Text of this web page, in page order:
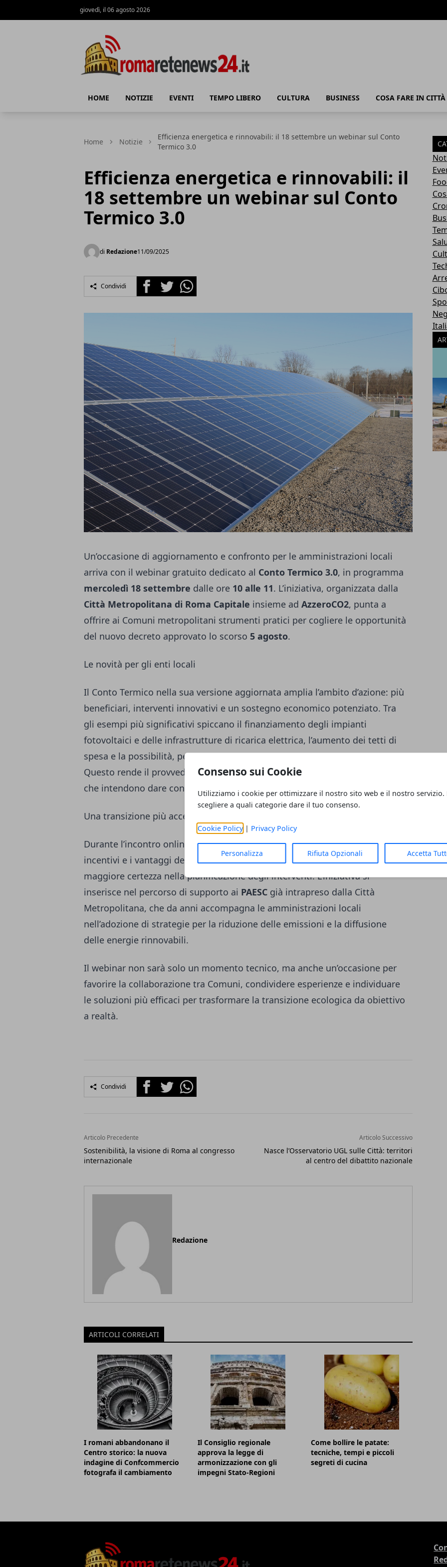
Consenso sui Cookie
Utilizziamo i cookie per ottimizzare il nostro sito web e il nostro servizio.
scegliere a quali categorie dare il tuo consenso.
Cookie Policy| Privacy Policy
Personalizza Rifiuta Opzionali Accetta
giovedì, il 06 agosto 2026
HOME NOTIZIE EVENTI TEMPO LIBERO CULTURA BUSINESS COSA FARE IN CITTÀ
Home Notizie
Efficienza energetica e rinnovabili: il 18 settembre un webinar sul Conto
Termico 3.0
Efficienza energetica e rinnovabili: il
18 settembre un webinar sul Conto
Termico 3.0
di Redazione11/09/2025
Condividi FacebookTwitterWhatsapp
Un’occasione di aggiornamento e confronto per le amministrazioni locali
arriva con il webinar gratuito dedicato al Conto Termico 3.0, in programma
mercoledì 18 settembre dalle ore 10 alle 11. L’iniziativa, organizzata dalla
Città Metropolitana di Roma Capitale insieme ad AzzeroCO2, punta a
offrire ai Comuni metropolitani strumenti pratici per cogliere le opportunità
del nuovo decreto approvato lo scorso 5 agosto.
Le novità per gli enti locali
Il Conto Termico nella sua versione aggiornata amplia l’ambito d’azione: più
beneficiari, interventi innovativi e un sostegno economico potenziato. Tra
gli esempi più significativi spiccano il finanziamento degli impianti
fotovoltaici e delle infrastrutture di ricarica elettrica, l’aumento dei tetti di
spesa e la possibilità, per alcuni progetti, di coprire integralmente i costi.
Questo rende il provvedimento particolarmente interessante per i Comuni
che intendono dare concretezza ai propri piani energetici e climatici
Una transizione più accessibile
Durante l’incontro online verranno illustrate le modalità di accesso agli
incentivi e i vantaggi della formula a prenotazione, pensata per garantire
maggiore certezza nella pianificazione degli interventi. L’iniziativa si
inserisce nel percorso di supporto ai PAESC già intrapreso dalla Città
Metropolitana, che da anni accompagna le amministrazioni locali
nell’adozione di strategie per la riduzione delle emissioni e la diffusione
delle energie rinnovabili.
Il webinar non sarà solo un momento tecnico, ma anche un’occasione per
favorire la collaborazione tra Comuni, condividere esperienze e individuare
le soluzioni più efficaci per trasformare la transizione ecologica da obiettivo
a realtà.
Condividi FacebookTwitterWhatsapp
Articolo Precedente
Sostenibilità, la visione di Roma al congresso
internazionale
Articolo Successivo
Nasce l’Osservatorio UGL sulle Città: territori
al centro del dibattito nazionale
Redazione
ARTICOLI CORRELATI
I romani abbandonano il
Centro storico: la nuova
indagine di Confcommercio
fotografa il cambiamento
Il Consiglio regionale
approva la legge di
armonizzazione con gli
impegni Stato-Regioni
Come bollire le patate:
tecniche, tempi e piccoli
segreti di cucina